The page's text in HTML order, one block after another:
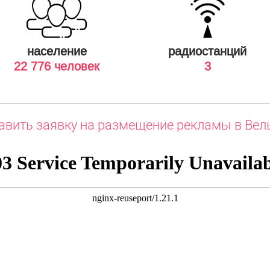
население
22 776 человек
радиостанций
3
заявку на размещение рекламы в